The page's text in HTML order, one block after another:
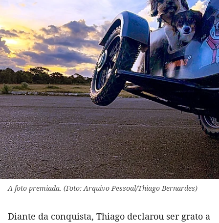
A foto premiada. (Foto: Arquivo Pessoal/Thiago Bernardes)
Diante da conquista, Thiago declarou ser grato a